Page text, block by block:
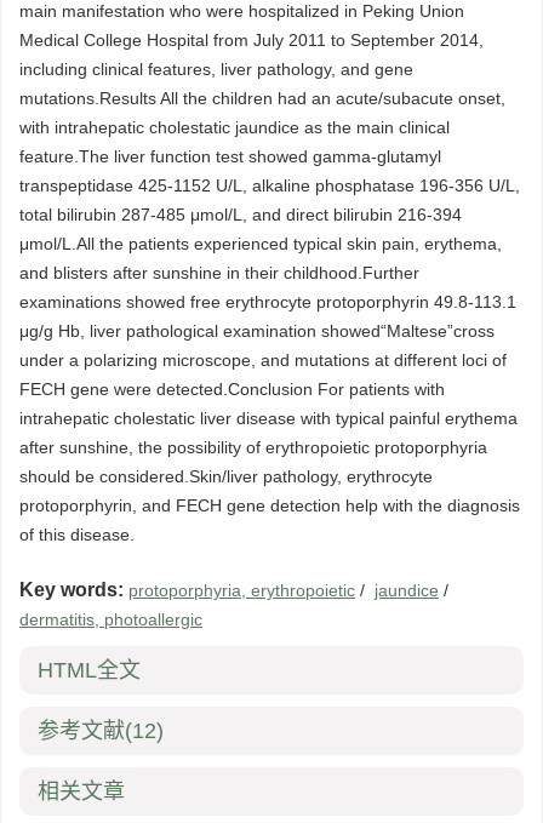
main manifestation who were hospitalized in Peking Union
Medical College Hospital from July 2011 to September 2014,
including clinical features, liver pathology, and gene
mutations.Results All the children had an acute/subacute onset,
with intrahepatic cholestatic jaundice as the main clinical
feature.The liver function test showed gamma-glutamyl
transpeptidase 425-1152 U/L, alkaline phosphatase 196-356 U/L,
total bilirubin 287-485 μmol/L, and direct bilirubin 216-394
μmol/L.All the patients experienced typical skin pain, erythema,
and blisters after sunshine in their childhood.Further
examinations showed free erythrocyte protoporphyrin 49.8-113.1
μg/g Hb, liver pathological examination showed“Maltese”cross
under a polarizing microscope, and mutations at different loci of
FECH gene were detected.Conclusion For patients with
intrahepatic cholestatic liver disease with typical painful erythema
after sunshine, the possibility of erythropoietic protoporphyria
should be considered.Skin/liver pathology, erythrocyte
protoporphyrin, and FECH gene detection help with the diagnosis
of this disease.
Key words: protoporphyria, erythropoietic / jaundice /
dermatitis, photoallergic
HTML全文
参考文献(12)
相关文章